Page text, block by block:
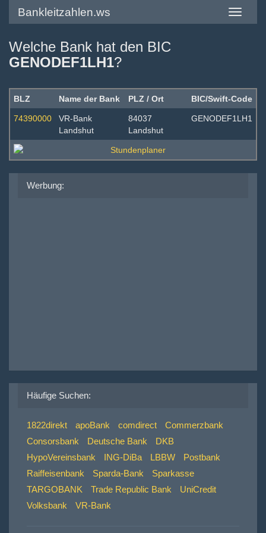
Toggle
Bankleitzahlen.ws
Welche Bank hat den BIC
GENODEF1LH1?
BLZ Name der Bank PLZ / Ort BIC/Swift-Code
74390000
VR-Bank
Landshut
84037
Landshut
GENODEF1LH1
Werbung:
Häufige Suchen:
1822direkt apoBank comdirect
Commerzbank
Consorsbank
Deutsche Bank
DKB
HypoVereinsbank
ING-DiBa LBBW
Postbank
Raiffeisenbank
Sparda-Bank
Sparkasse
TARGOBANK
Trade Republic Bank
UniCredit
Volksbank
VR-Bank